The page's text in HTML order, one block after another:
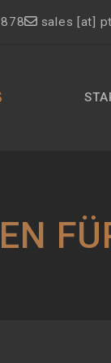
sales [at]